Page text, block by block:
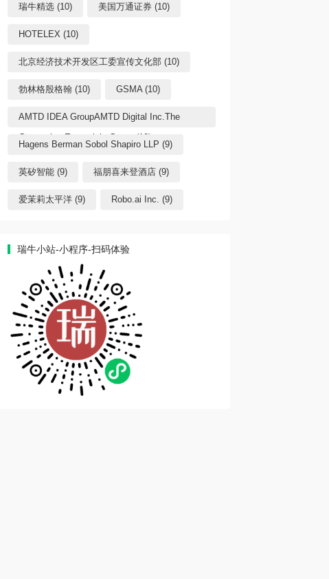
瑞牛精选 (10) 美国万通证券 (10)
HOTELEX (10)
北京经济技术开发区工委宣传文化部 (10)
勃林格殷格翰 (10) GSMA (10)
AMTD IDEA GroupAMTD Digital Inc.The
Generation Essentials Group (10)
Hagens Berman Sobol Shapiro LLP (9)
英矽智能 (9) 福朋喜来登酒店 (9)
爱茉莉太平洋 (9) Robo.ai Inc. (9)
瑞牛小站-小程序-扫码体验